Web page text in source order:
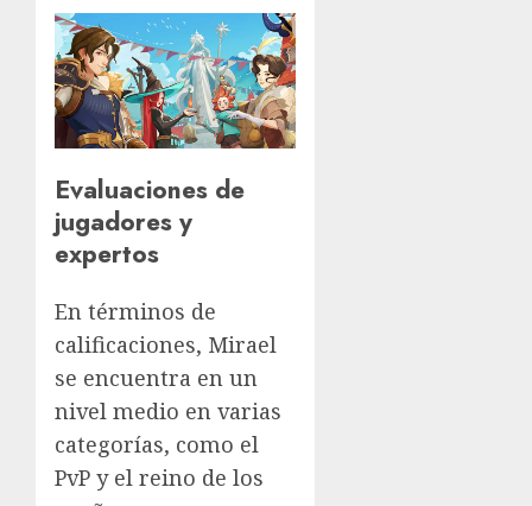
Evaluaciones de
jugadores y
expertos
En términos de
calificaciones, Mirael
se encuentra en un
nivel medio en varias
categorías, como el
PvP y el reino de los